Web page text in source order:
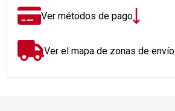
Ver métodos de pago
Ver el mapa de zonas de envío